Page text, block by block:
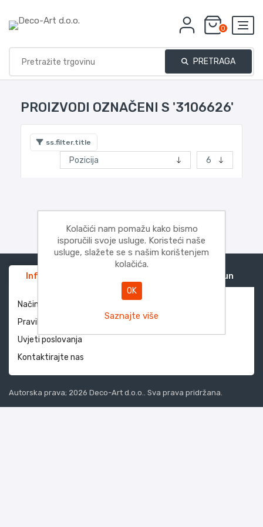
0
PRETRAGA
PROIZVODI OZNAČENI S '3106626'
ss.filter.title
Informacije Moj račun
Način dostave i povrati
Pravila privatnosti
Uvjeti poslovanja
Kontaktirajte nas
Autorska prava; 2026 Deco-Art d.o.o.. Sva prava pridržana.
Kolačići nam pomažu kako bismo
isporučili svoje usluge. Koristeći naše
usluge, slažete se s našim korištenjem
kolačića.
OK
Saznajte više